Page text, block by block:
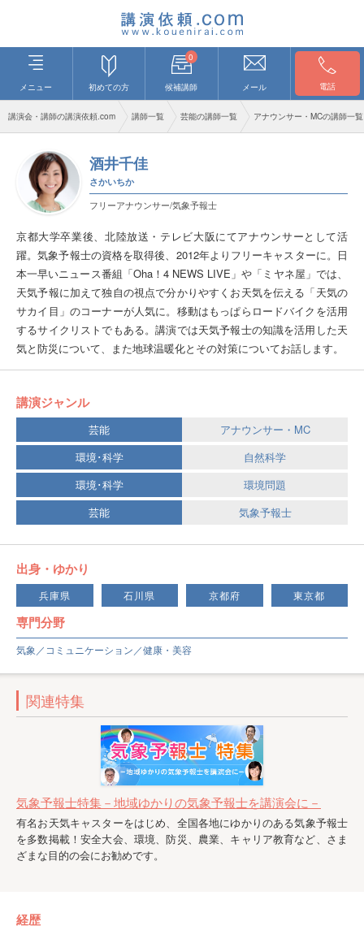
メニュー 初めての方
0
候補講師 メール 電話
講演会・講師の講演依頼.com 講師一覧 芸能の講師一覧 アナウンサー・MCの講師一覧
酒井千佳
さかいちか
フリーアナウンサー/気象予報士
京都大学卒業後、北陸放送・テレビ大阪にてアナウンサーとして活
躍。気象予報士の資格を取得後、2012年よりフリーキャスターに。日
本一早いニュース番組「Oha！4 NEWS LIVE」や「ミヤネ屋」では、
天気予報に加えて独自の視点で分かりやすくお天気を伝える「天気の
サカイ目」のコーナーが人気に。移動はもっぱらロードバイクを活用
するサイクリストでもある。講演では天気予報士の知識を活用した天
気と防災について、また地球温暖化とその対策についてお話します。
講演ジャンル
芸能
アナウンサー・MC
環境･科学
自然科学
環境･科学
環境問題
芸能
気象予報士
出身・ゆかり
兵庫県 石川県 京都府 東京都
専門分野
気象／コミュニケーション／健康・美容
関連特集
気象予報士特集－地域ゆかりの気象予報士を講演会に－
有名お天気キャスターをはじめ、全国各地にゆかりのある気象予報士
を多数掲載！安全大会、環境、防災、農業、キャリア教育など、さま
ざまな目的の会にお勧めです。
経歴